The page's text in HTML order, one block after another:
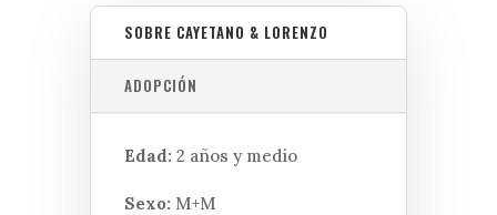
SOBRE CAYETANO & LORENZO
ADOPCIÓN
Edad: 2 años y medio
Sexo: M+M